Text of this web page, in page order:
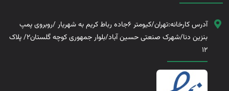
آدرس کارخانه:تهران/کیومتر 6جاده رباط کریم به شهریار /روبروی پمپ
بنزین دنا/شهرک صنعتی حسین آباد/بلوار جمهوری کوچه گلستان2/ پلاک
12